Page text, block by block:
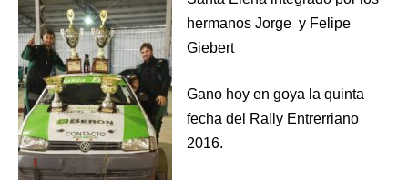
hermanos Jorge y Felipe
Giebert
Gano hoy en goya la quinta
fecha del Rally Entrerriano
2016.